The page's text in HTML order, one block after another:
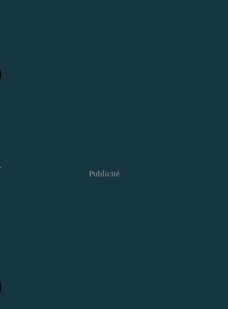
Publicité